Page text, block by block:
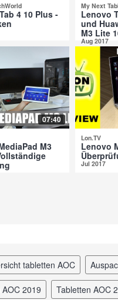
4 10 Plus -
My Next
Lenovo
und
M3 Lite
Aug 2017
07:40
M3
Lon.TV
Lenovo
Jul 2017
tabletten AOC
AOC 2019 tabletten AOC